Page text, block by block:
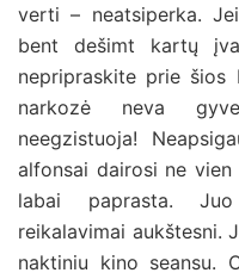
verti – neatsiperka.
bent dešimt kartų
nepripraskite prie šios
narkozė neva
neegzistuoja!
alfonsai dairosi ne
labai paprasta.
reikalavimai aukštesni.
naktiniu kino seansu.